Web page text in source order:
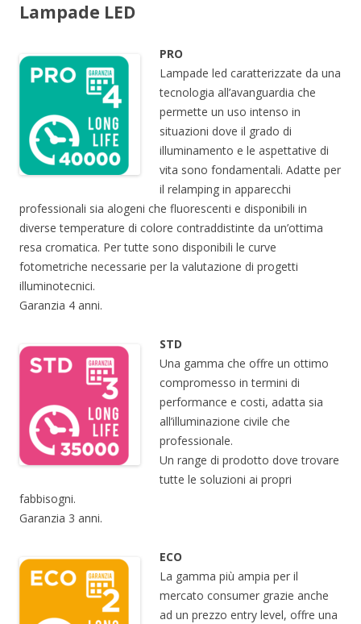
Lampade LED
PRO
Lampade led caratterizzate da una
tecnologia all’avanguardia che
permette un uso intenso in
situazioni dove il grado di
illuminamento e le aspettative di
vita sono fondamentali. Adatte per
il relamping in apparecchi
professionali sia alogeni che fluorescenti e disponibili in
diverse temperature di colore contraddistinte da un’ottima
resa cromatica. Per tutte sono disponibili le curve
fotometriche necessarie per la valutazione di progetti
illuminotecnici.
Garanzia 4 anni.
STD
Una gamma che offre un ottimo
compromesso in termini di
performance e costi, adatta sia
all’illuminazione civile che
professionale.
Un range di prodotto dove trovare
tutte le soluzioni ai propri
fabbisogni.
Garanzia 3 anni.
ECO
La gamma più ampia per il
mercato consumer grazie anche
ad un prezzo entry level, offre una